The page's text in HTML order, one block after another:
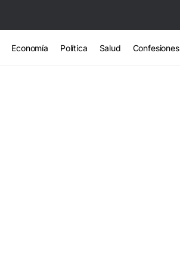
Economía Política Salud Confesiones